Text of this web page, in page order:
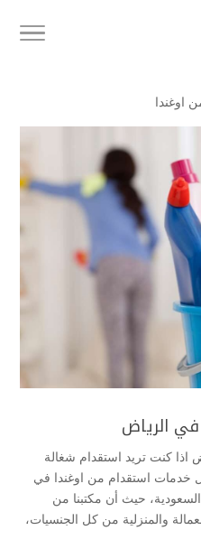
اوغندا
الرياض
كنت تريد استقدام شغالة
خدمات استقدام من اوغندا في
حيث أن مكتبنا من
والمنزلية من كل الجنسيات،